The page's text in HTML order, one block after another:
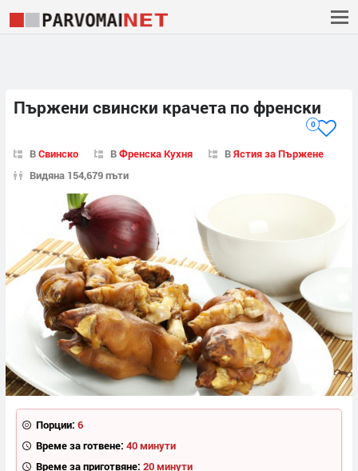
Пържени свински крачета по френски
0
ВСвинско ВФренска Кухня ВЯстия за Пържене
Видяна 154,679 пъти
Порции: 6
Време за готвене: 40 минути
Време за приготвяне: 20 минути